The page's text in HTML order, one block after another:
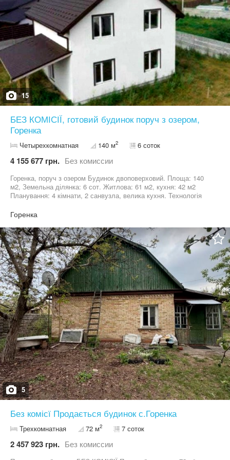
варіант як для життя, так і для інвестиції
15
БЕЗ КОМІСІЇ, готовий будинок поруч з озером,
Горенка
Четырехкомнатная 140 м2 6 соток
4 155 677 грн. Без комиссии
Горенка, поруч з озером Будинок двоповерховий. Площа: 140
м2, Земельна ділянка: 6 сот. Житлова: 61 м2, кухня: 42 м2
Планування: 4 кімнати, 2 санвузла, велика кухня. Технологія
оформлено( стоїть нова підстанція), опалення електричне,
каналізація - септик великий перелевний, 3 кільця по 2 м3, вода
- скважина 40 м Дах металочерепиця, утеплений мінватою.
Оформлення на першого власника Ключі на руках, набирай!
Горенка
5
Без комісї Продається будинок с.Горенка
Трехкомнатная 72 м2 7 соток
2 457 923 грн. Без комиссии